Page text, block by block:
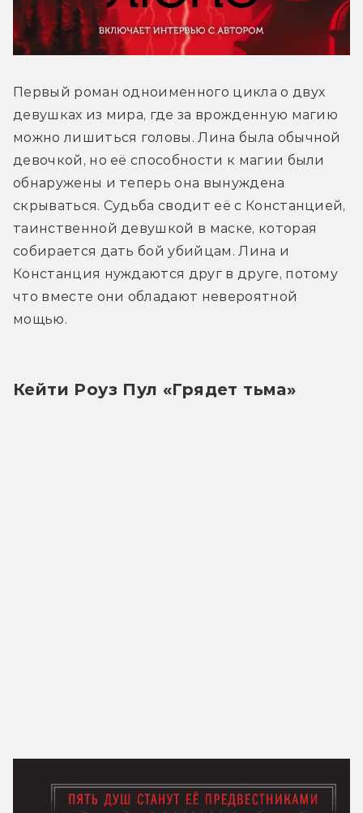
Первый роман одноименного цикла о двух
девушках из мира, где за врожденную магию
можно лишиться головы. Лина была обычной
девочкой, но её способности к магии были
обнаружены и теперь она вынуждена
скрываться. Судьба сводит её с Констанцией,
таинственной девушкой в маске, которая
собирается дать бой убийцам. Лина и
Констанция нуждаются друг в друге, потому
что вместе они обладают невероятной
мощью.
Кейти Роуз Пул «Грядет тьма»